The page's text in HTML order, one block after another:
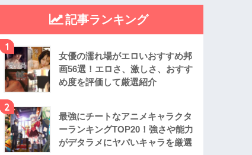
記事ランキング
1
女優の濡れ場がエロいおすすめ邦
画56選！エロさ、激しさ、おすす
め度を評価して厳選紹介
2
最強にチートなアニメキャラクタ
ーランキングTOP20！強さや能力
がデタラメにヤバいキャラを厳選